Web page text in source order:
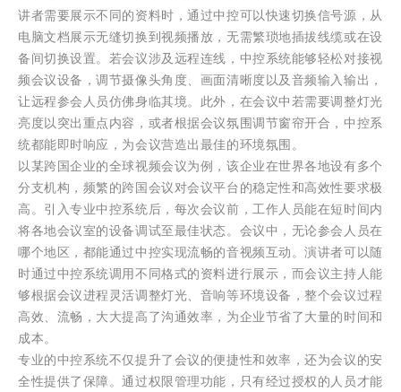
讲者需要展示不同的资料时，通过中控可以快速切换信号源，从
电脑文档展示无缝切换到视频播放，无需繁琐地插拔线缆或在设
备间切换设置。若会议涉及远程连线，中控系统能够轻松对接视
频会议设备，调节摄像头角度、画面清晰度以及音频输入输出，
让远程参会人员仿佛身临其境。此外，在会议中若需要调整灯光
亮度以突出重点内容，或者根据会议氛围调节窗帘开合，中控系
统都能即时响应，为会议营造出最佳的环境氛围。
以某跨国企业的全球视频会议为例，该企业在世界各地设有多个
分支机构，频繁的跨国会议对会议平台的稳定性和高效性要求极
高。引入专业中控系统后，每次会议前，工作人员能在短时间内
将各地会议室的设备调试至最佳状态。会议中，无论参会人员在
哪个地区，都能通过中控实现流畅的音视频互动。演讲者可以随
时通过中控系统调用不同格式的资料进行展示，而会议主持人能
够根据会议进程灵活调整灯光、音响等环境设备，整个会议过程
高效、流畅，大大提高了沟通效率，为企业节省了大量的时间和
成本。
专业的中控系统不仅提升了会议的便捷性和效率，还为会议的安
全性提供了保障。通过权限管理功能，只有经过授权的人员才能